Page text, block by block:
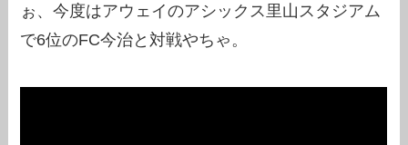
ぉ、今度はアウェイのアシックス里山スタジアム
で6位のFC今治と対戦やちゃ。